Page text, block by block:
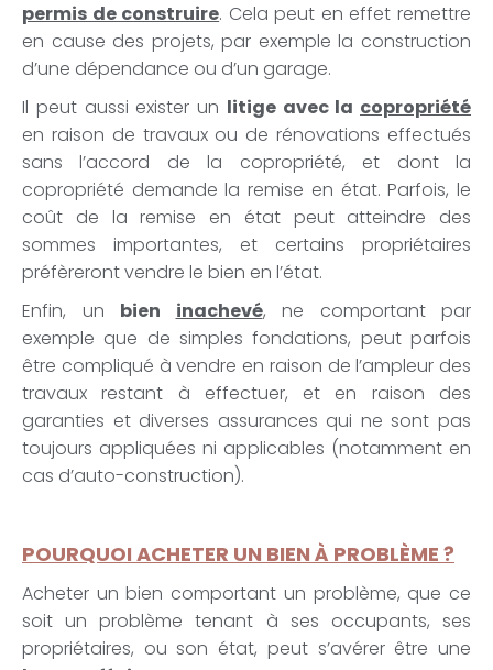
permis de construire. Cela peut en effet remettre
en cause des projets, par exemple la construction
d’une dépendance ou d’un garage.
Il peut aussi exister un litige avec la copropriété
en raison de travaux ou de rénovations effectués
sans l’accord de la copropriété, et dont la
copropriété demande la remise en état. Parfois, le
coût de la remise en état peut atteindre des
sommes importantes, et certains propriétaires
préfèreront vendre le bien en l’état.
Enfin, un bien inachevé, ne comportant par
exemple que de simples fondations, peut parfois
être compliqué à vendre en raison de l’ampleur des
travaux restant à effectuer, et en raison des
garanties et diverses assurances qui ne sont pas
toujours appliquées ni applicables (notamment en
cas d’auto-construction).
POURQUOI ACHETER UN BIEN À PROBLÈME ?
Acheter un bien comportant un problème, que ce
soit un problème tenant à ses occupants, ses
propriétaires, ou son état, peut s’avérer être une